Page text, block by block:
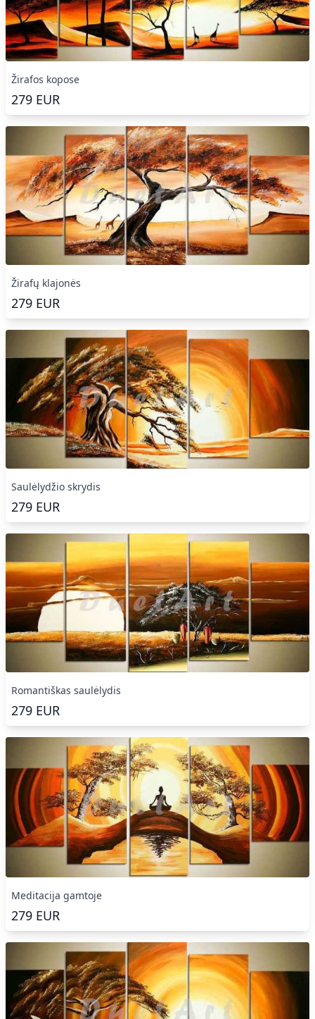
Žirafos kopose
279 EUR
Žirafų klajonės
279 EUR
Saulėlydžio skrydis
279 EUR
Romantiškas saulėlydis
279 EUR
Meditacija gamtoje
279 EUR